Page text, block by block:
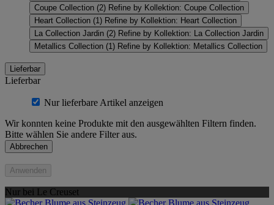
Coupe Collection (2) Refine by Kollektion: Coupe Collection
Heart Collection (1) Refine by Kollektion: Heart Collection
La Collection Jardin (2) Refine by Kollektion: La Collection Jardin
Metallics Collection (1) Refine by Kollektion: Metallics Collection
Lieferbar
Lieferbar
Nur lieferbare Artikel anzeigen
Wir konnten keine Produkte mit den ausgewählten Filtern finden.
Bitte wählen Sie andere Filter aus.
Abbrechen
Anwenden
Nur bei Le Creuset